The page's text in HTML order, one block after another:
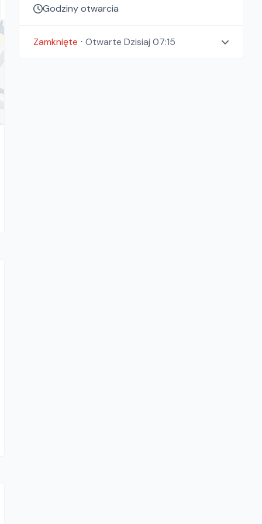
Godziny otwarcia
Zamknięte ⋅ Otwarte Dzisiaj 07:15